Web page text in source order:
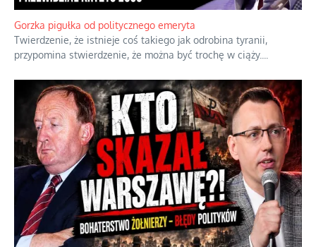
Gorzka pigułka od politycznego emeryta
Twierdzenie, że istnieje coś takiego jak odrobina tyranii,
przypomina stwierdzenie, że można być trochę w ciąży.